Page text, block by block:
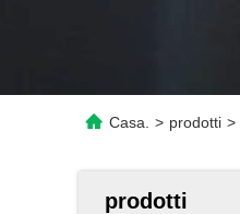
Casa. > prodotti >
prodotti